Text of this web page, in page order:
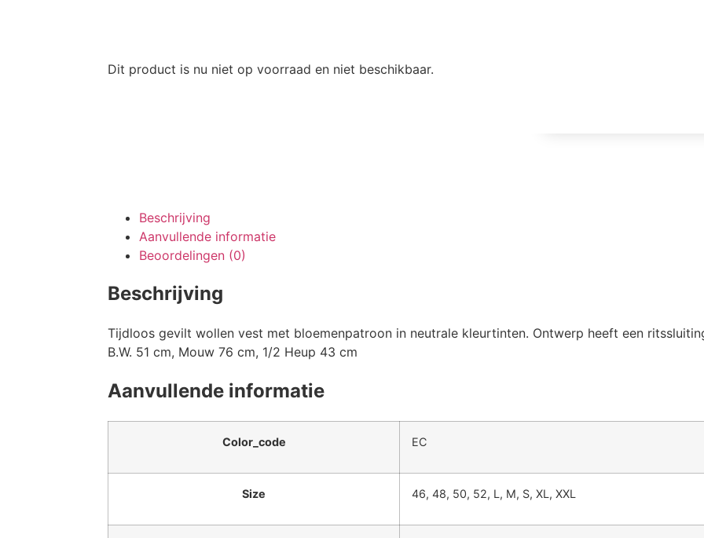
Dit product is nu niet op voorraad en niet beschikbaar.
Beschrijving
Aanvullende informatie
Beoordelingen (0)
Beschrijving
Tijdloos gevilt wollen vest met bloemenpatroon in neutrale kleurtinten. Ontwerp heeft een
B.W. 51 cm, Mouw 76 cm, 1/2 Heup 43 cm
Aanvullende informatie
Color_code EC
Size 46, 48, 50, 52, L, M, S, XL, XXL